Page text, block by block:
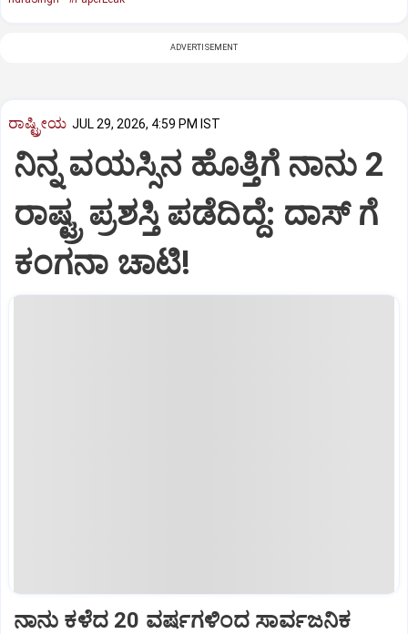
ADVERTISEMENT
ರಾಷ್ಟ್ರೀಯ JUL 29, 2026, 4:59 PM IST
ನಿನ್ನ ವಯಸ್ಸಿನ ಹೊತ್ತಿಗೆ ನಾನು 2
ರಾಷ್ಟ್ರ ಪ್ರಶಸ್ತಿ ಪಡೆದಿದ್ದೆ: ದಾಸ್‌ ಗೆ
ಕಂಗನಾ ಚಾಟಿ!
ನಾನು ಕಳೆದ 20 ವರ್ಷಗಳಿಂದ ಸಾರ್ವಜನಿಕ